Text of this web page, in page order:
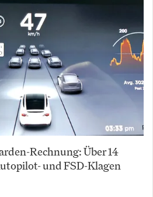
Rechnung: Über 14
und FSD-Klagen